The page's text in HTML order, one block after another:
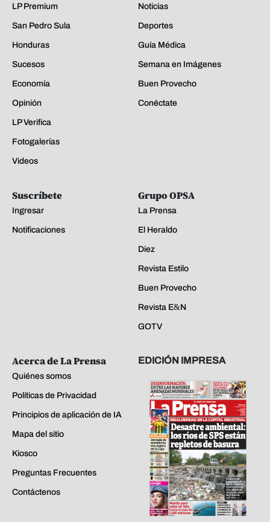
LP Premium
San Pedro Sula
Honduras
Sucesos
Economía
Opinión
LP Verifica
Fotogalerías
Videos
Noticias
Deportes
Guía Médica
Semana en Imágenes
Buen Provecho
Conéctate
Suscríbete
Ingresar
Notificaciones
Grupo OPSA
La Prensa
El Heraldo
Diez
Revista Estilo
Buen Provecho
Revista E&N
GOTV
Acerca de La Prensa
Quiénes somos
Políticas de Privacidad
Principios de aplicación de IA
Mapa del sitio
Kiosco
Preguntas Frecuentes
Contáctenos
EDICIÓN IMPRESA